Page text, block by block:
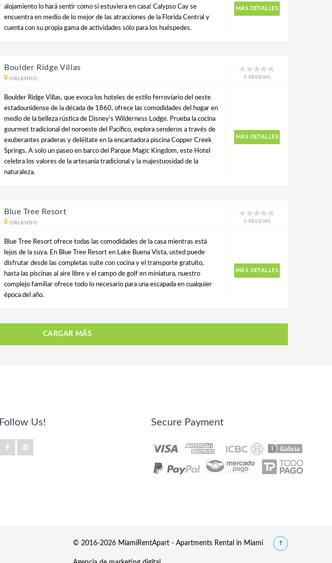
alojamiento lo hará sentir como si estuviera en casa! Calypso Cay se
encuentra en medio de lo mejor de las atracciones de la Florida Central y
cuenta con su propia gama de actividades sólo para los huéspedes.
MÁS DETALLES
Boulder Ridge Villas
ORLANDO 0 REVIEWS
Boulder Ridge Villas, que evoca los hoteles de estilo ferroviario del oeste
estadounidense de la década de 1860, ofrece las comodidades del hogar en
medio de la belleza rústica de Disney’s Wilderness Lodge. Prueba la cocina
gourmet tradicional del noroeste del Pacífico, explora senderos a través de
exuberantes praderas y deléitate en la encantadora piscina Copper Creek
Springs. A solo un paseo en barco del Parque Magic Kingdom, este Hotel
celebra los valores de la artesanía tradicional y la majestuosidad de la
naturaleza.
MÁS DETALLES
Blue Tree Resort
ORLANDO 0 REVIEWS
Blue Tree Resort ofrece todas las comodidades de la casa mientras está
lejos de la suya. En Blue Tree Resort en Lake Buena Vista, usted puede
disfrutar desde las completas suite con cocina y el transporte gratuito,
hasta las piscinas al aire libre y el campo de golf en miniatura, nuestro
complejo familiar ofrece todo lo necesario para una escapada en cualquier
época del año.
MÁS DETALLES
CARGAR MÁS
Follow Us! Secure Payment
© 2016-2026 MiamiRentApart - Apartments Rental in Miami